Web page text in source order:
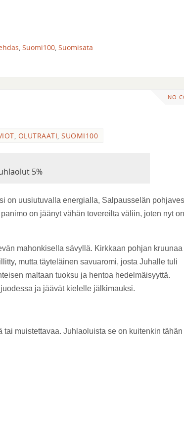
, Suomi100, Suomisata
NO
, OLUTRAATI, SUOMI100
5%
on uusiutuvalla energialla, Salpausselän
on jäänyt vähän tovereilta väliin, joten nyt
mahonkisella sävyllä. Kirkkaan pohjan kruunaa
mutta täyteläinen savuaromi, josta Juhalle tuli
maltaan tuoksu ja hentoa hedelmäisyyttä.
ja jäävät kielelle jälkimauksi.
muistettavaa. Juhlaoluista se on kuitenkin tähän